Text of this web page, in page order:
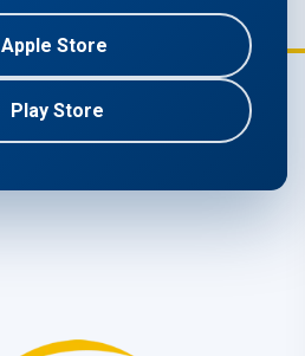
Apple Store
Play Store